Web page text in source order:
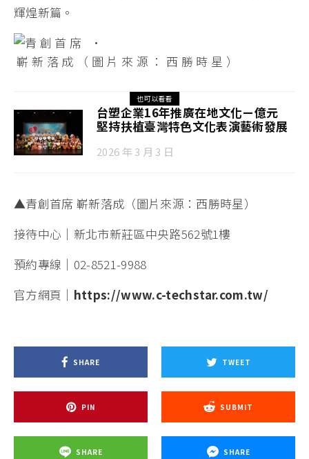
輝煌新篇。
也可以看看
台塑企業16年推廣在地文化ㄧ億元
堅持扶植臺灣特色文化表演藝術發展
2026 年 3 月 3 日
▲青創首席 嶄新落成（圖片來源：西勝時星）
接待中心｜新北市新莊區中央路562號1樓
預約專線｜02-8521-9988
官方網頁｜ https://www.c-techstar.com.tw/
SHARE TWEET
PIN SUBMIT
SHARE SHARE